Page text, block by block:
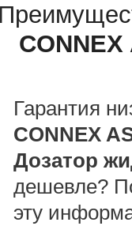
CONNEX
Гарантия
CONNEX
Дозатор
дешевле?
эту